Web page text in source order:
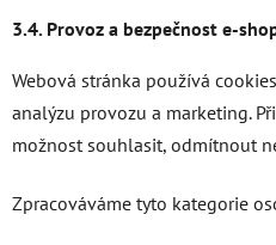
3.4. Provoz a bezpečnost e-
Webová stránka používá
analýzu provozu a marketing.
možnost souhlasit, odmítnout
Zpracováváme tyto kategorie